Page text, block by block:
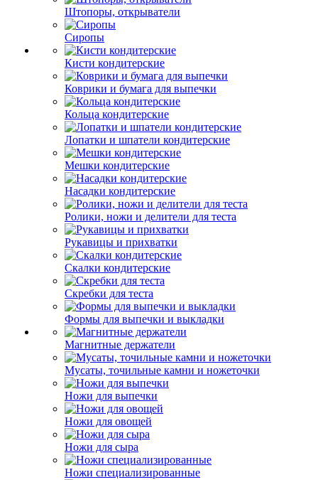
Штопоры, открыватели
Сиропы
Кисти кондитерские
Коврики и бумага для выпечки
Кольца кондитерские
Лопатки и шпатели кондитерские
Мешки кондитерские
Насадки кондитерские
Ролики, ножи и делители для теста
Рукавицы и прихватки
Скалки кондитерские
Скребки для теста
Формы для выпечки и выкладки
Магнитные держатели
Мусаты, точильные камни и ножеточки
Ножи для выпечки
Ножи для овощей
Ножи для сыра
Ножи специализированные